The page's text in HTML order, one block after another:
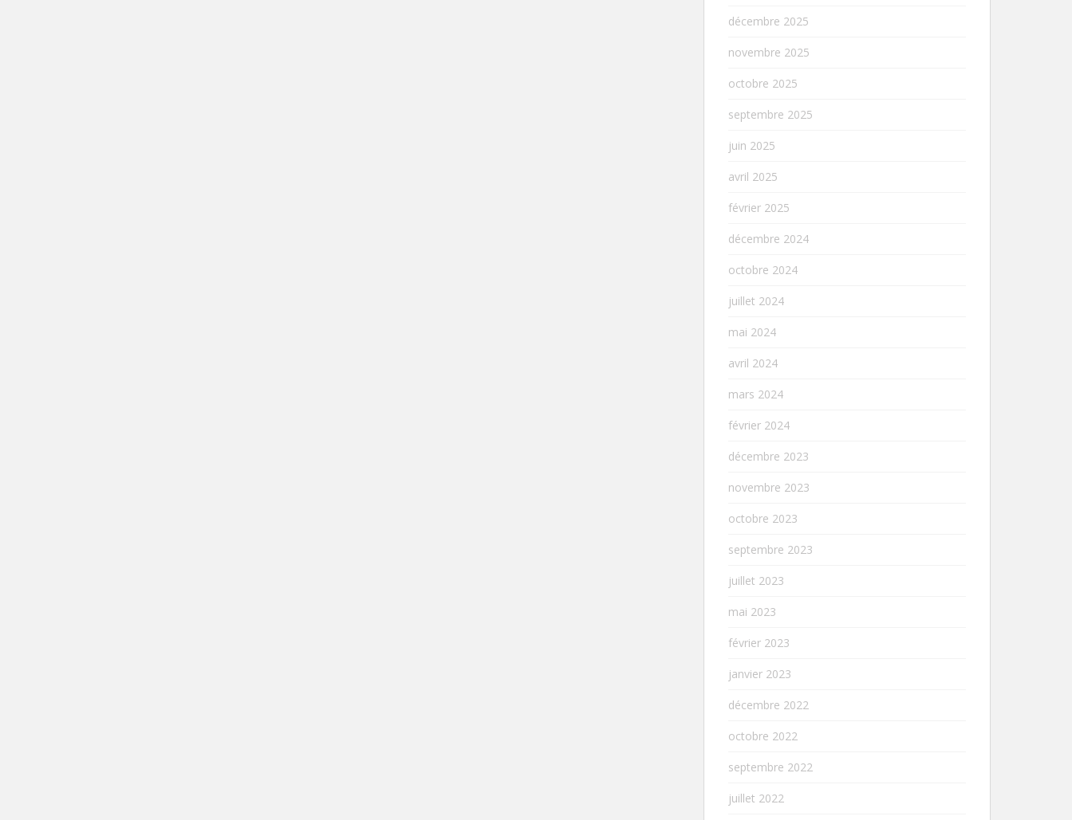
décembre 2025
novembre 2025
octobre 2025
septembre 2025
juin 2025
avril 2025
février 2025
décembre 2024
octobre 2024
juillet 2024
mai 2024
avril 2024
mars 2024
février 2024
décembre 2023
novembre 2023
octobre 2023
septembre 2023
juillet 2023
mai 2023
février 2023
janvier 2023
décembre 2022
octobre 2022
septembre 2022
juillet 2022